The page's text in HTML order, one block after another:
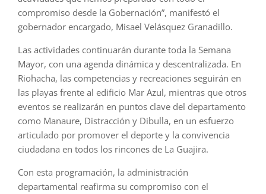
compromiso desde la Gobernación”, manifestó el
gobernador encargado, Misael Velásquez Granadillo.
Las actividades continuarán durante toda la Semana
Mayor, con una agenda dinámica y descentralizada. En
Riohacha, las competencias y recreaciones seguirán en
las playas frente al edificio Mar Azul, mientras que otros
eventos se realizarán en puntos clave del departamento
como Manaure, Distracción y Dibulla, en un esfuerzo
articulado por promover el deporte y la convivencia
ciudadana en todos los rincones de La Guajira.
Con esta programación, la administración
departamental reafirma su compromiso con el